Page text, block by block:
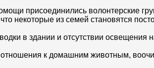
присоединились волонтерские
некоторые из семей становятся
в здании и отсутствии освещения
отношения к домашним животным,